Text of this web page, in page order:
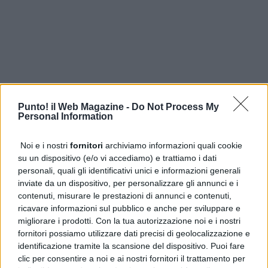
Punto! il Web Magazine - Do Not Process My
Personal Information
Noi e i nostri fornitori archiviamo informazioni quali cookie
su un dispositivo (e/o vi accediamo) e trattiamo i dati
personali, quali gli identificativi unici e informazioni generali
inviate da un dispositivo, per personalizzare gli annunci e i
contenuti, misurare le prestazioni di annunci e contenuti,
ricavare informazioni sul pubblico e anche per sviluppare e
migliorare i prodotti. Con la tua autorizzazione noi e i nostri
fornitori possiamo utilizzare dati precisi di geolocalizzazione e
identificazione tramite la scansione del dispositivo. Puoi fare
clic per consentire a noi e ai nostri fornitori il trattamento per
ULTIME DALLA PRIMA
Qualiano, auto incendiata in Località Cardinale: cresce
l’allarme degrado